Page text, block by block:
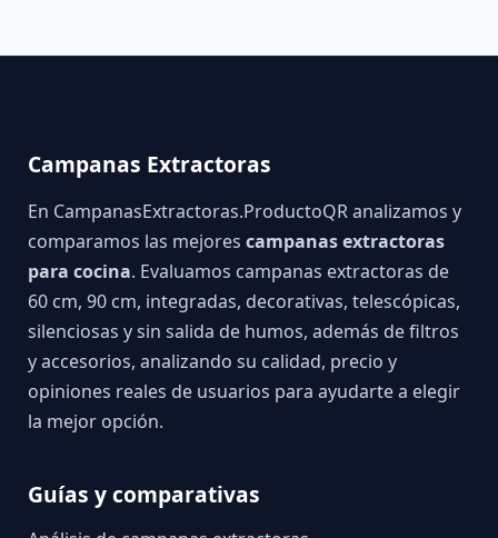
Campanas Extractoras
En CampanasExtractoras.ProductoQR analizamos y
comparamos las mejores campanas extractoras
para cocina. Evaluamos campanas extractoras de
60 cm, 90 cm, integradas, decorativas, telescópicas,
silenciosas y sin salida de humos, además de filtros
y accesorios, analizando su calidad, precio y
opiniones reales de usuarios para ayudarte a elegir
la mejor opción.
Guías y comparativas